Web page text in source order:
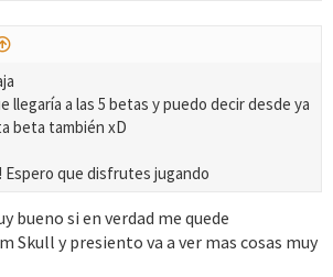
llegaría a las 5 betas y puedo decir desde ya
beta también xD
Espero que disfrutes jugando
bueno si en verdad me quede
Skull y presiento va a ver mas cosas muy